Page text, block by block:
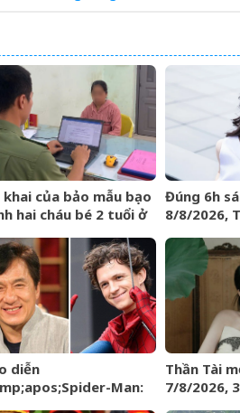
khai của bảo mẫu bạo
hai cháu bé 2 tuổi ở
Đúng 6h
8/8/2026,
trúng hố
ùa về nhà
diễn
Man:
Thần Tài
7/8/2026,